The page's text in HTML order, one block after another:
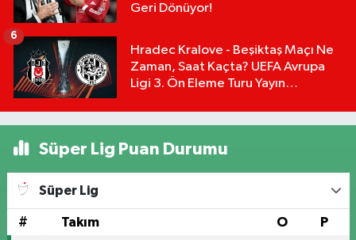
Geri Dönüyor!
Hradec Kralove - Beşiktaş Maçı Ne
Zaman, Saat Kaçta? UEFA Avrupa
Ligi 3. Ön Eleme Turu Yayın
6
Süper Lig Puan Durumu
Süper Lig
# Takım O P